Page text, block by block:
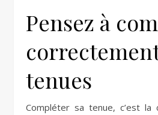
Pensez à
tenues
Compléter sa tenue, c’est la